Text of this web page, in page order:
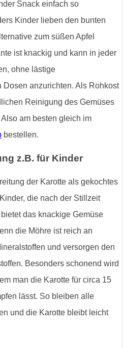
Snack einfach so
Kinder lieben den bunten
zum süßen Apfel
ist knackig und kann in jeder
ohne lästige
Dosen anzurichten. Als Rohkost
Reinigung des Gemüses
am besten gleich im
bestellen.
z.B. für Kinder
der Karotte als gekochtes
die nach der Stillzeit
das knackige Gemüse
die Möhre ist reich an
und versorgen den
Besonders schonend wird
man die Karotte für circa 15
lässt. So bleiben alle
und die Karotte bleibt leicht